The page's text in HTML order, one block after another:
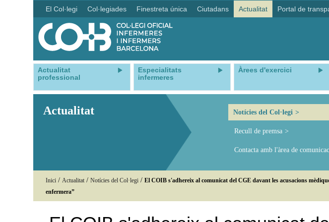
El Col·legi Col·legiades Finestreta única Ciutadans Actualitat Portal de
Actualitat
professional
Especialitats
infermeres
Àrees d'exercici
Actualitat Notícies del Col·legi
Recull de premsa
Contacta amb l'àrea de
Inici / Actualitat / Notícies del Col·legi / El COIB s'adhereix al comunicat del CGE davant les acusacions
enfermera”